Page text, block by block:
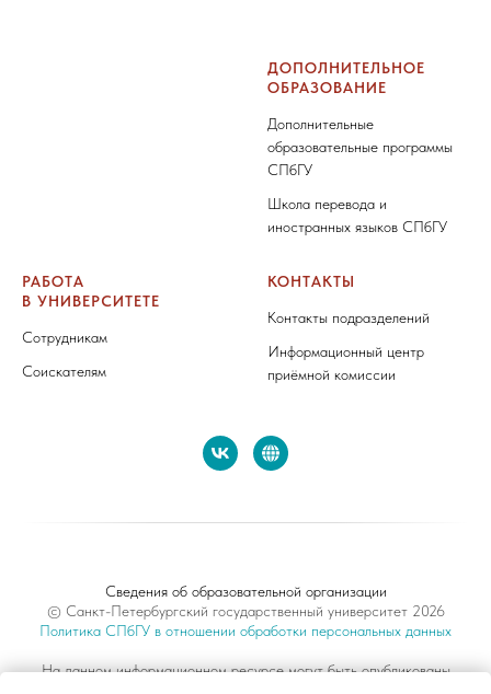
ДОПОЛНИТЕЛЬНОЕ
ОБРАЗОВАНИЕ
Дополнительные
образовательные программы
СПбГУ
Школа перевода и
иностранных языков СПбГУ
РАБОТА
В УНИВЕРСИТЕТЕ
Сотрудникам
Соискателям
КОНТАКТЫ
Контакты подразделений
Информационный центр
приёмной комиссии
Сведения об образовательной организации
© Санкт-Петербургский государственный университет 2026
Политика СПбГУ в отношении обработки персональных данных
На данном информационном ресурсе могут быть опубликованы